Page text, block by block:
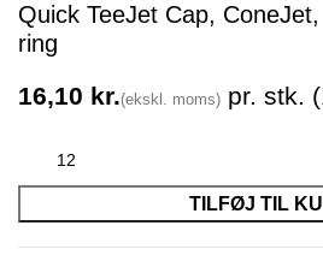
Quick TeeJet Cap,
ring
kr.
TILFØJ TIL